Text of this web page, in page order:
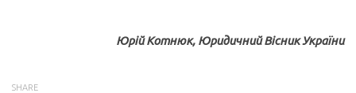
Юрій Котнюк, Юридичний Вісник України
SHARE